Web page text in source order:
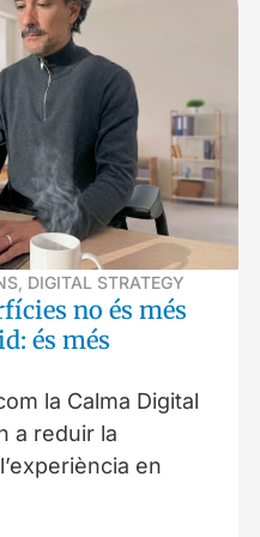
DIGITAL STRATEGY
no és més
és més
la Calma Digital
a reduir la
en